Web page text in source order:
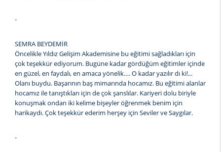
-
SEMRA BEYDEMİR
Öncelikle Yıldız Gelişim Akademisine bu eğitimi sağladıkları için
çok teşekkür ediyorum. Bugüne kadar gördüğüm eğitimler içinde
en güzel, en faydalı, en amaca yönelik…. O kadar yazılır dı ki!...
Olanı buydu. Başarının baş mimarında hocamız. Bu eğitimi alanlar
hocamız ile tanıştıkları için de çok şanslılar. Kariyeri dolu biriyle
konuşmak ondan iki kelime bişeyler öğrenmek benim için
harikaydı. Çok teşekkür ederim herşey için Seviler ve Saygılar.
-